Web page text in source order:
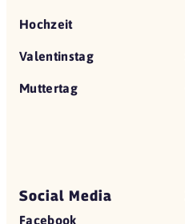
Hochzeit
Valentinstag
Muttertag
Social Media
Facebook